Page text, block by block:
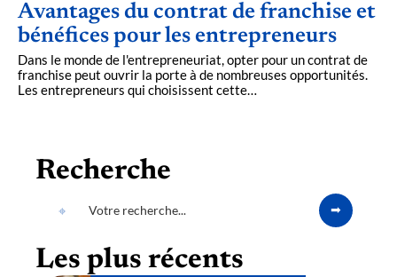
Avantages du contrat de franchise et
bénéfices pour les entrepreneurs
Dans le monde de l'entrepreneuriat, opter pour un contrat de
franchise peut ouvrir la porte à de nombreuses opportunités.
Les entrepreneurs qui choisissent cette
Recherche
Les plus récents